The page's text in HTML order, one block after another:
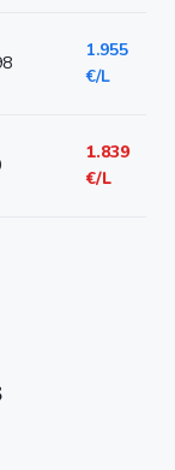
1.955
€/L
1.839
€/L